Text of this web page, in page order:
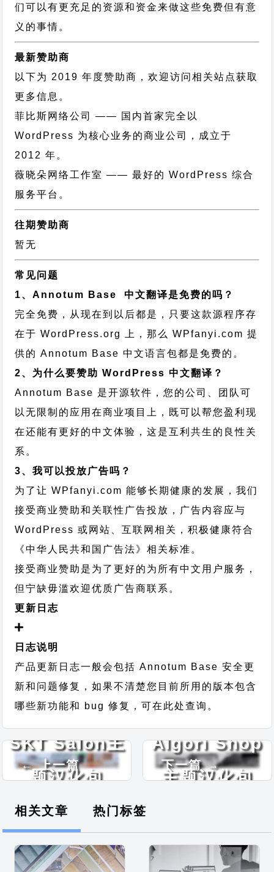
们可以有更充足的资源和资金来做这些免费但有意
义的事情。
最新赞助商
以下为 2019 年度赞助商，欢迎访问相关站点获取
更多信息。
菲比斯网络公司
—— 国内首家完全以
WordPress 为核心业务的商业公司，成立于
2012 年。
薇晓朵网络工作室 —— 最好的 WordPress 综合
服务平台。
往期赞助商
暂无
常见问题
1、Annotum Base 中文翻译是免费的吗？
完全免费，从现在到以后都是，只要这款源程序存
在于 WordPress.org 上，那么 WPfanyi.com 提
供的 Annotum Base 中文语言包都是免费的。
2、为什么要赞助 WordPress 中文翻译？
Annotum Base 是开源软件，您的公司、团队可
以无限制的应用在商业项目上，既可以帮您盈利现
在还能有更好的中文体验，这是互利共生的良性关
系。
3、我可以投放广告吗？
为了让 WPfanyi.com 能够长期健康的发展，我们
接受商业赞助和关联性广告投放，广告内容应与
WordPress 或网站、互联网相关，积极健康符合
《中华人民共和国广告法》相关标准。
接受商业赞助是为了更好的为所有中文用户服务，
但宁缺毋滥欢迎优质广告商联系。
更新日志
日志说明
产品更新日志一般会包括 Annotum Base 安全更
新和问题修复，如果不清楚您目前所用的版本包含
哪些新功能和 bug 修复，可在此处查询。
← 上一篇
SKT Salon主
题汉化包
下一篇 →
Algori Shop
主题汉化包
相关文章 热门标签